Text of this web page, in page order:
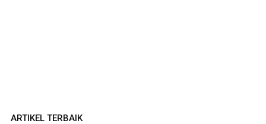
ARTIKEL TERBAIK